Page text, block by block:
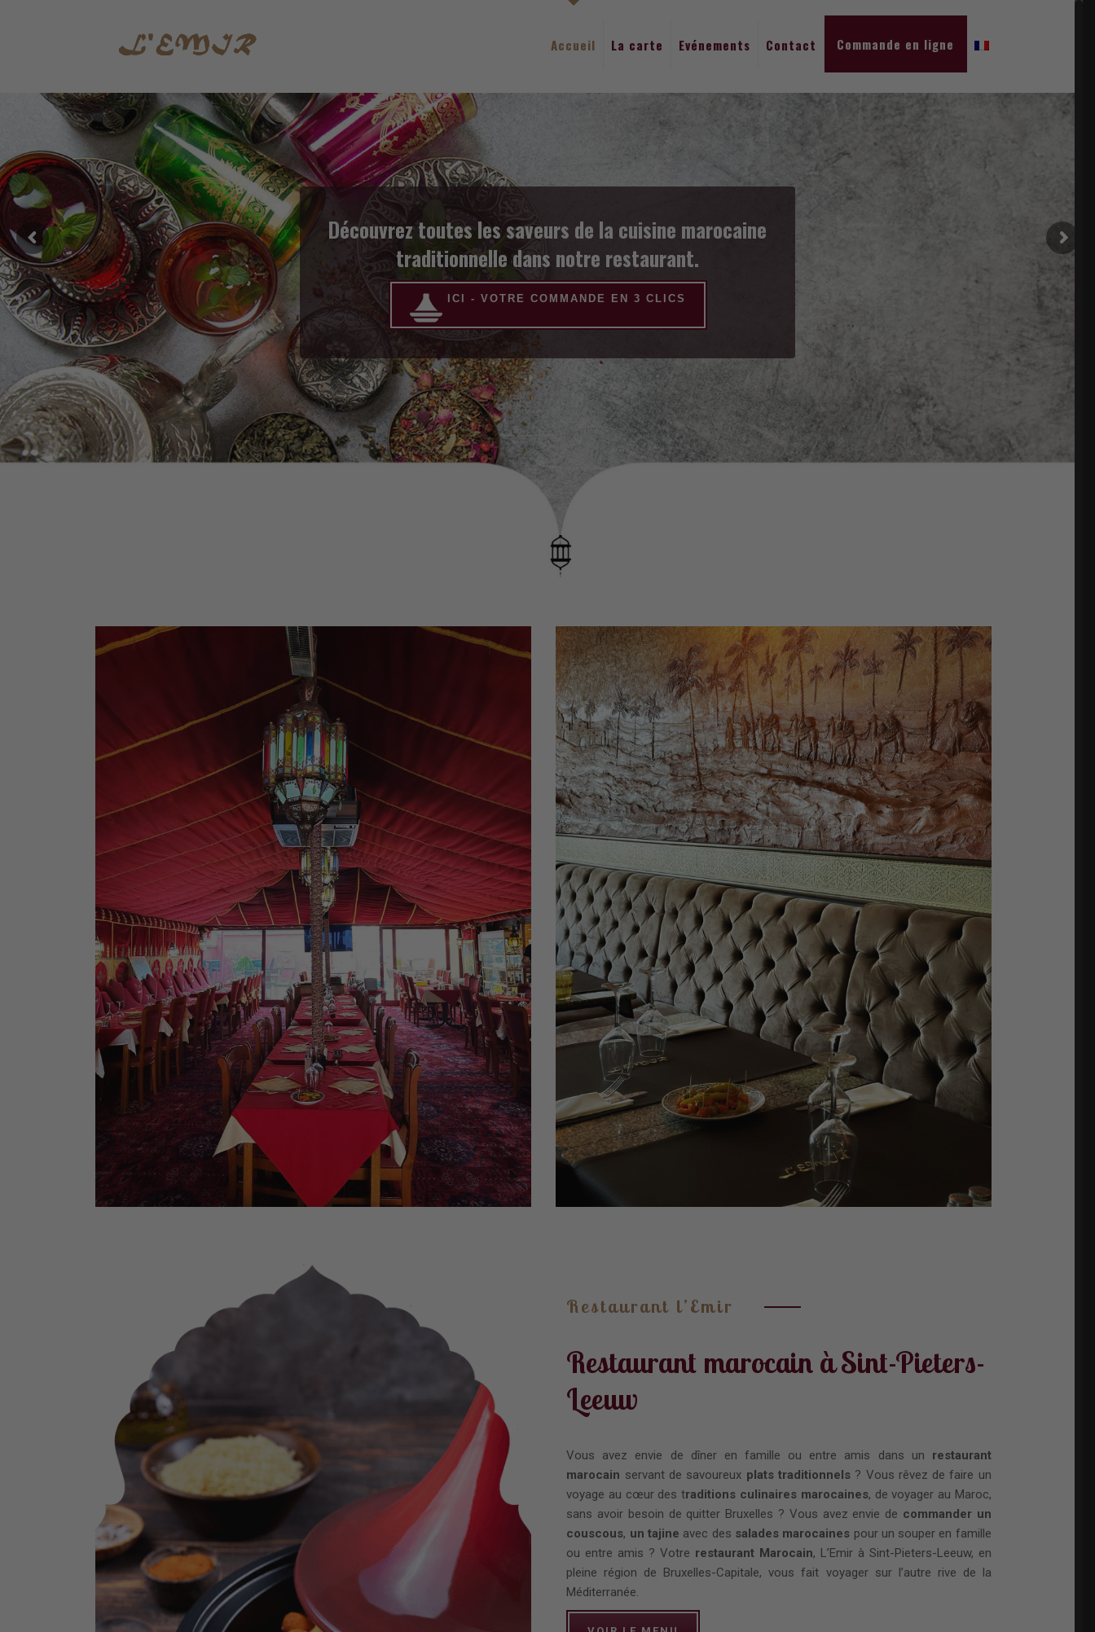
Accueil La carte Evénements Contact Commande en ligne
Organisez votre évènement et profitez de notre ambiance unique en Belgique.
ICI - VOTRE COMMANDE EN 3 CLICS
Restaurant l’Emir
Restaurant marocain à Sint-Pieters-
Leeuw
Vous avez envie de dîner en famille ou entre amis dans un restaurant
marocain servant de savoureux plats traditionnels? Vous rêvez de faire un
voyage au cœur des traditions culinaires marocaines, de voyager au Maroc,
sans avoir besoin de quitter Bruxelles ? Vous avez envie de commander un
couscous, un tajine avec des salades marocaines pour un souper en famille
ou entre amis ? Votre restaurant Marocain, L’Emir à Sint-Pieters-Leeuw, en
pleine région de Bruxelles-Capitale, vous fait voyager sur l’autre rive de la
Méditerranée.